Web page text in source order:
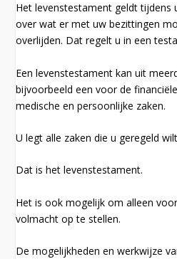
Het levenstestament geldt tijdens
over wat er met uw bezittingen
overlijden. Dat regelt u in een
Een levenstestament kan uit
bijvoorbeeld een voor de
medische en persoonlijke zaken.
U legt alle zaken die u geregeld
Dat is het levenstestament.
Het is ook mogelijk om alleen
volmacht op te stellen.
De mogelijkheden en werkwijze